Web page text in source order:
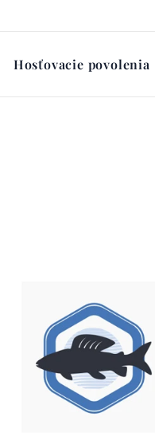
Hosťovacie povolenia